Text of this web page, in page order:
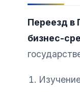
Переезд в
бизнес-